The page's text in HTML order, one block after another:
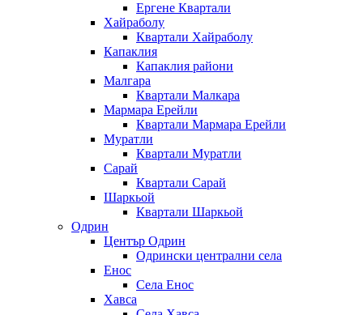
Ергене Квартали
Хайраболу
Квартали Хайраболу
Капаклия
Капаклия райони
Малгара
Квартали Малкара
Мармара Ерейли
Квартали Мармара Ерейли
Муратли
Квартали Муратли
Сарай
Квартали Сарай
Шаркьой
Квартали Шаркьой
Одрин
Център Одрин
Одрински централни села
Енос
Села Енос
Хавса